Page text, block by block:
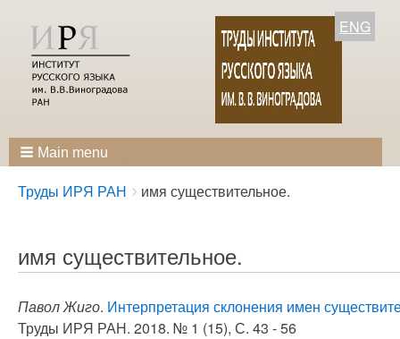
ENG
Main menu
Breadcrumbs
You
Труды ИРЯ РАН имя существительное.
имя существительное.
Павол Жиго. Интерпретация склонения имен
Труды ИРЯ РАН. 2018. № 1 (15), С. 43 - 56